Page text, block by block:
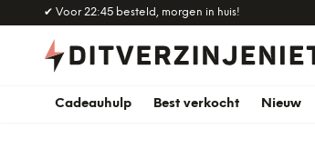
Naar hoofdinhoud
✔ Voor 22:45 besteld, morgen in huis!
Cadeauhulp Best verkocht Nieuw